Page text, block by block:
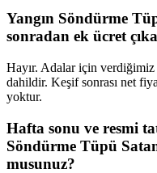
Yangın Söndürme
sonradan ek ücret
Hayır. Adalar için
dahildir. Keşif sonrası net
yoktur.
Hafta sonu ve resmi
Söndürme Tüpü
musunuz?